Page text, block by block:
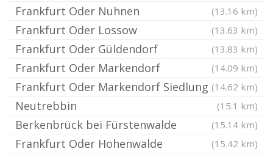
Frankfurt Oder Nuhnen (13.16 km)
Frankfurt Oder Lossow (13.63 km)
Frankfurt Oder Güldendorf (13.83 km)
Frankfurt Oder Markendorf (14.09 km)
Frankfurt Oder Markendorf Siedlung (14.62 km)
Neutrebbin (15.1 km)
Berkenbrück bei Fürstenwalde (15.14 km)
Frankfurt Oder Hohenwalde (15.42 km)